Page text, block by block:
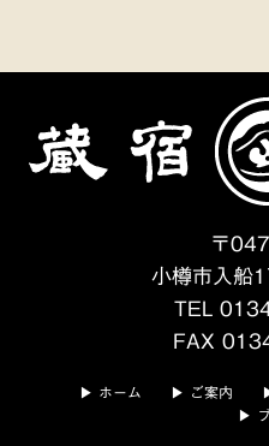
〒
小樽市入船
TEL
FAX
ホーム ご案内